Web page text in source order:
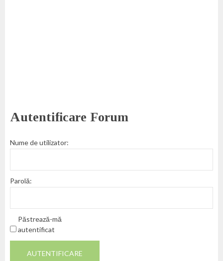
Autentificare Forum
Nume de utilizator:
Parolă:
Păstrează-mă
autentificat
AUTENTIFICARE